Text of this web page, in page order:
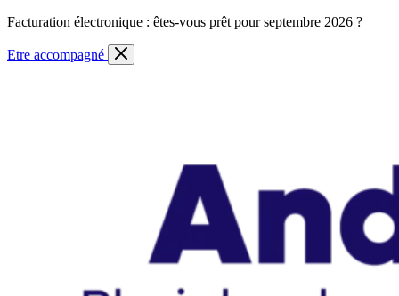
Skip
content
Facturation électronique : êtes-vous prêt pour septembre 2026 ?
Etre accompagné